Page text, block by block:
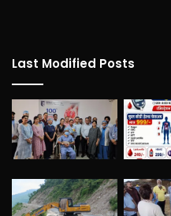
Last Modified Posts